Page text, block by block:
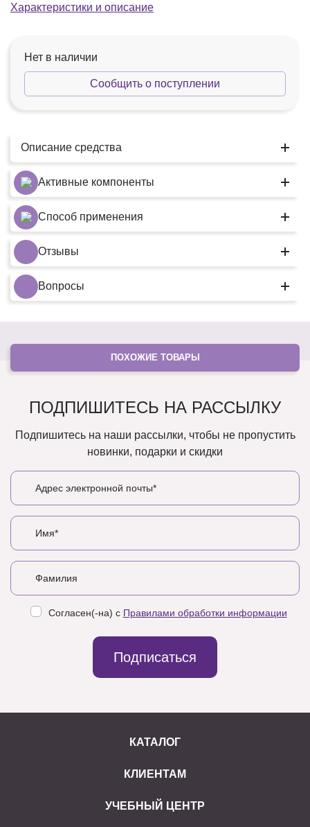
Характеристики и описание
Нет в наличии
Сообщить о поступлении
Описание средства
Активные компоненты
Способ применения
Отзывы
Вопросы
ПОХОЖИЕ ТОВАРЫ
ПОДПИШИТЕСЬ НА РАССЫЛКУ
Подпишитесь на наши рассылки, чтобы не пропустить
новинки, подарки и скидки
Согласен(-на) с Правилами обработки информации
Подписаться
КАТАЛОГ
КЛИЕНТАМ
УЧЕБНЫЙ ЦЕНТР